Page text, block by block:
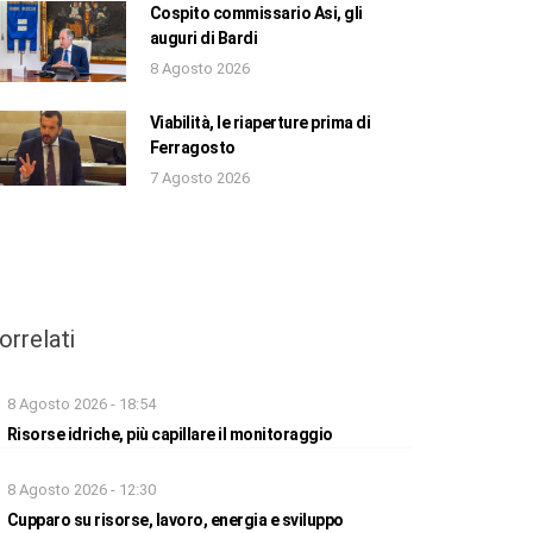
Cospito commissario Asi, gli
auguri di Bardi
8 Agosto 2026
Viabilità, le riaperture prima di
Ferragosto
7 Agosto 2026
8 Agosto 2026 - 18:54
Risorse idriche, più capillare il monitoraggio
8 Agosto 2026 - 12:30
Cupparo su risorse, lavoro, energia e sviluppo